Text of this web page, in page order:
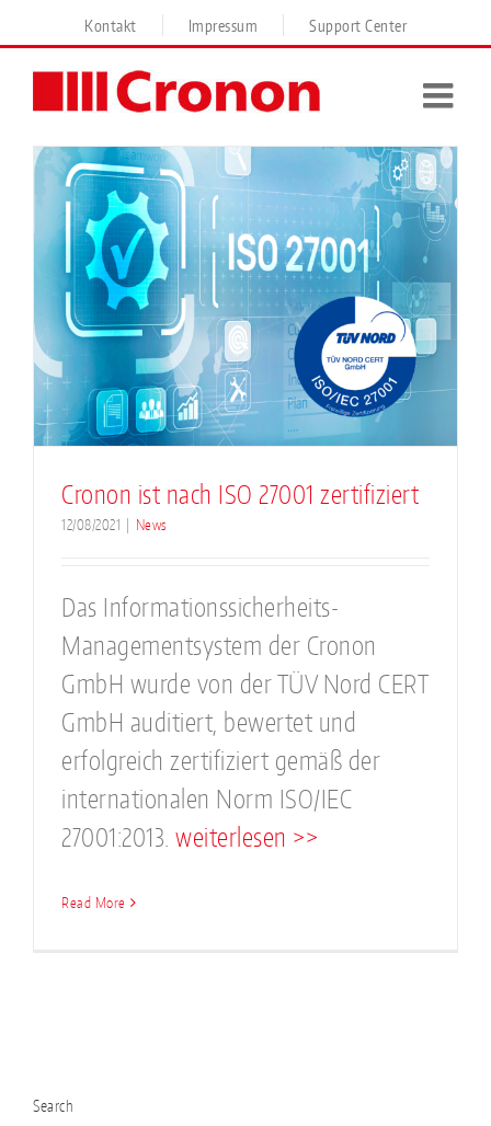
to
Kontakt Impressum Support Center
Cronon ist nach ISO 27001 zertifiziert
12/08/2021 News
Das Informationssicherheits-
Managementsystem der Cronon
GmbH wurde von der TÜV Nord CERT
GmbH auditiert, bewertet und
erfolgreich zertifiziert gemäß der
internationalen Norm ISO/IEC
27001:2013. weiterlesen >>
Read More
Search